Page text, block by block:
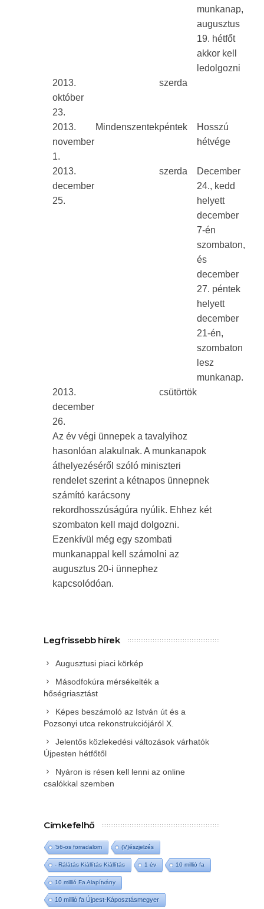
munkanap,
augusztus
19. hétfőt
akkor kell
ledolgozni
2013.
október
23.
szerda
2013.
november
1.
Mindenszentekpéntek
Hosszú
hétvége
2013.
december
25.
szerda
December
24., kedd
helyett
december
7-én
szombaton,
és
december
27. péntek
helyett
december
21-én,
szombaton
lesz
munkanap.
2013.
december
26.
csütörtök
Az év végi ünnepek a tavalyihoz
hasonlóan alakulnak. A munkanapok
áthelyezéséről szóló miniszteri
rendelet szerint a kétnapos ünnepnek
számító karácsony
rekordhosszúságúra nyúlik. Ehhez két
szombaton kell majd dolgozni.
Ezenkívül még egy szombati
munkanappal kell számolni az
augusztus 20-i ünnephez
kapcsolódóan.
Legfrissebb hírek
Augusztusi piaci körkép
Másodfokúra mérsékelték a
hőségriasztást
Képes beszámoló az István út és a
Pozsonyi utca rekonstrukciójáról X.
Jelentős közlekedési változások várhatók
Újpesten hétfőtől
Nyáron is résen kell lenni az online
csalókkal szemben
Címkefelhő
'56-os forradalom (V)észjelzés
- Rálátás Kiállítás Kiállítás 1 év 10 millió fa
10 millió Fa Alapítvány
10 millió fa Újpest-Káposztásmegyer